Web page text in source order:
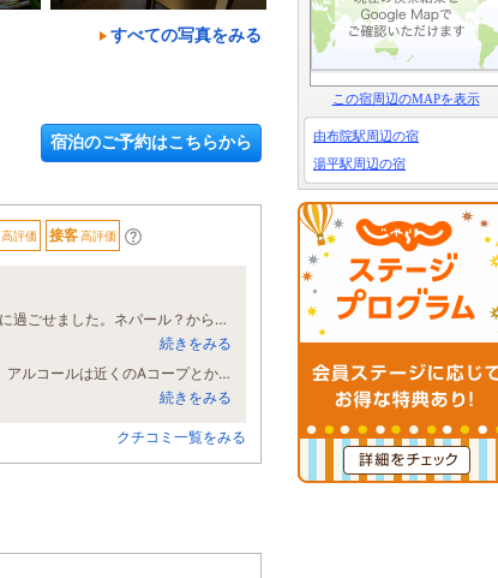
すべての写真をみる
宿泊のご予約はこちらから
高評価 接客高評価
夫婦で一泊させていただきました。スタッフの皆さんがとても親切で感じが良く、快適に過ごせました。ネパール？からいらしたスタッフの方々が少しぎこちないところもありましたが、かえって初々しく一生懸命さが伝わり、とても感じの良い接客でした。外風呂3か所、内風呂もきれいに手入れされ、泉質も最高で、何回も入浴いたしました。食事も陶板焼きのお肉が美味しくて、感動いたしました。本当にありがとうございました。
続きをみる
2LDKに泊まる感覚 お風呂は露天が二つ、内風呂が一つ 掃除も行き届いていました。アルコールは近くのAコープとかで買わないと有りません。入り口の道が狭いとのコメントがあり身構えていましたが、ランドクルーザー300とかハイラックスだと切り返しが必要かなぁといったレベル。歩いて金鱗湖にも行ける距離。
続きをみる
クチコミ一覧をみる
この宿周辺のMAPを表示
由布院駅周辺の宿
湯平駅周辺の宿